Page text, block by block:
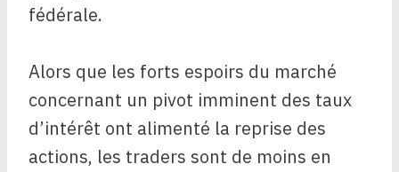
fédérale.
Alors que les forts espoirs du marché
concernant un pivot imminent des taux
d’intérêt ont alimenté la reprise des
actions, les traders sont de moins en